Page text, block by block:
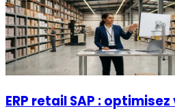
ERP retail SAP :